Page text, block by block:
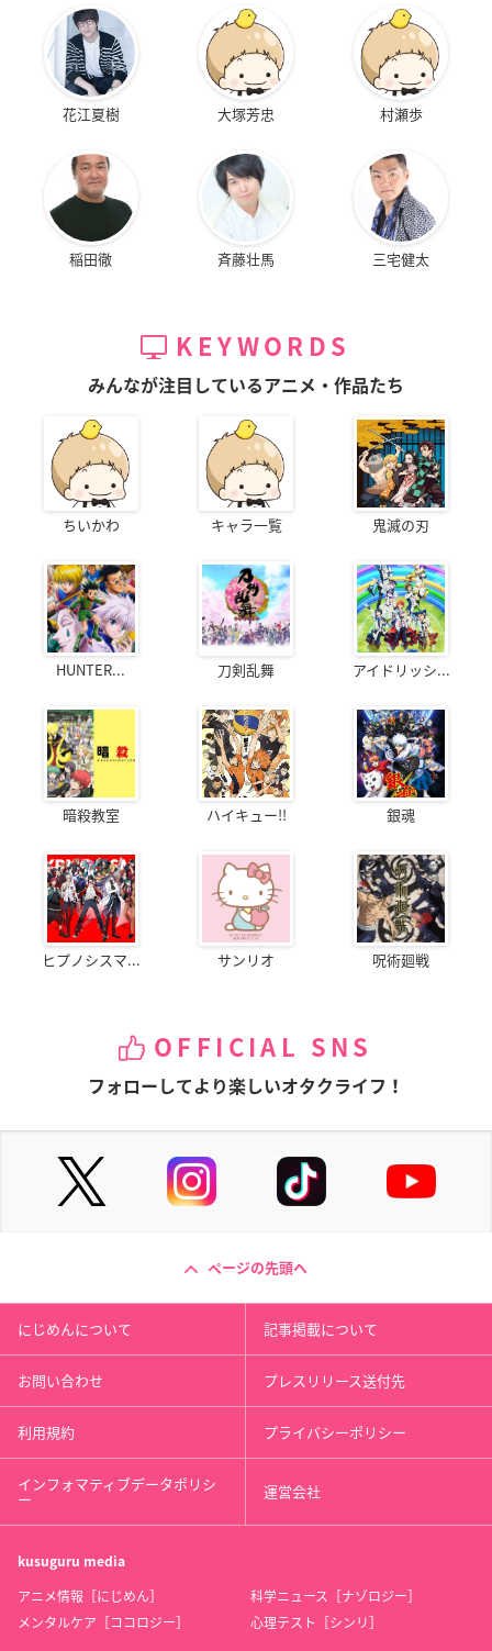
花江夏樹 大塚芳忠 村瀬歩
稲田徹 斉藤壮馬 三宅健太
KEYWORDS
みんなが注目しているアニメ・作品たち
ちいかわ キャラ一覧 鬼滅の刃
HUNTER... 刀剣乱舞 アイドリッシ...
暗殺教室 ハイキュー!! 銀魂
ヒプノシスマ... サンリオ 呪術廻戦
OFFICIAL SNS
フォローしてより楽しいオタクライフ！
ページの先頭へ
にじめんについて 記事掲載について
お問い合わせ プレスリリース送付先
利用規約 プライバシーポリシー
インフォマティブデータポリシ
ー 運営会社
kusuguru media
アニメ情報［にじめん］
科学ニュース［ナゾロジー］
メンタルケア［ココロジー］
心理テスト［シンリ］